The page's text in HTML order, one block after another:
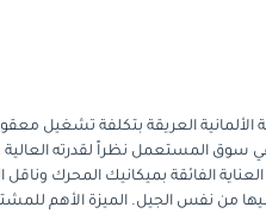
في سوق المستعمل نظراً لقدرته
من نفس الجيل. الميزة